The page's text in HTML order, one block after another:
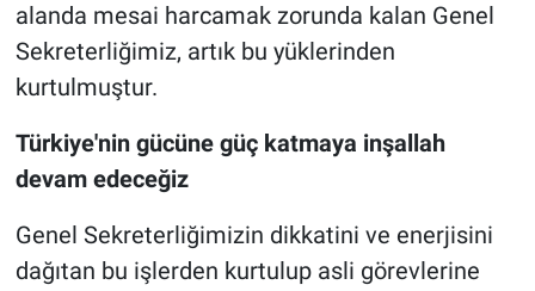
alanda mesai harcamak zorunda kalan Genel
Sekreterliğimiz, artık bu yüklerinden
kurtulmuştur.
Türkiye'nin gücüne güç katmaya inşallah
devam edeceğiz
Genel Sekreterliğimizin dikkatini ve enerjisini
dağıtan bu işlerden kurtulup asli görevlerine